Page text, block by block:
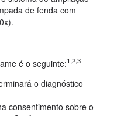
de fenda com
é o seguinte:1,2,3
o diagnóstico
consentimento sobre o